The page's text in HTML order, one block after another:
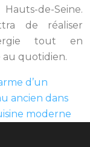
de-Seine.
de réaliser
tout en
quotidien.
d’un
ancien dans
moderne